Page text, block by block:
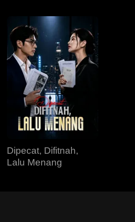
Dipecat, Difitnah,
Lalu Menang